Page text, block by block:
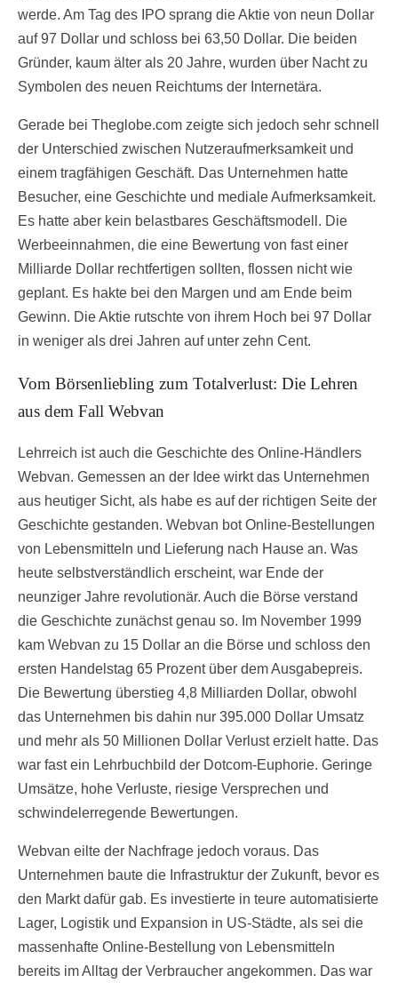
werde. Am Tag des IPO sprang die Aktie von neun Dollar
auf 97 Dollar und schloss bei 63,50 Dollar. Die beiden
Gründer, kaum älter als 20 Jahre, wurden über Nacht zu
Symbolen des neuen Reichtums der Internetära.
Gerade bei Theglobe.com zeigte sich jedoch sehr schnell
der Unterschied zwischen Nutzeraufmerksamkeit und
einem tragfähigen Geschäft. Das Unternehmen hatte
Besucher, eine Geschichte und mediale Aufmerksamkeit.
Es hatte aber kein belastbares Geschäftsmodell. Die
Werbeeinnahmen, die eine Bewertung von fast einer
Milliarde Dollar rechtfertigen sollten, flossen nicht wie
geplant. Es hakte bei den Margen und am Ende beim
Gewinn. Die Aktie rutschte von ihrem Hoch bei 97 Dollar
in weniger als drei Jahren auf unter zehn Cent.
Vom Börsenliebling zum Totalverlust: Die Lehren
aus dem Fall Webvan
Lehrreich ist auch die Geschichte des Online-Händlers
Webvan. Gemessen an der Idee wirkt das Unternehmen
aus heutiger Sicht, als habe es auf der richtigen Seite der
Geschichte gestanden. Webvan bot Online-Bestellungen
von Lebensmitteln und Lieferung nach Hause an. Was
heute selbstverständlich erscheint, war Ende der
neunziger Jahre revolutionär. Auch die Börse verstand
die Geschichte zunächst genau so. Im November 1999
kam Webvan zu 15 Dollar an die Börse und schloss den
ersten Handelstag 65 Prozent über dem Ausgabepreis.
Die Bewertung überstieg 4,8 Milliarden Dollar, obwohl
das Unternehmen bis dahin nur 395.000 Dollar Umsatz
und mehr als 50 Millionen Dollar Verlust erzielt hatte. Das
war fast ein Lehrbuchbild der Dotcom-Euphorie. Geringe
Umsätze, hohe Verluste, riesige Versprechen und
schwindelerregende Bewertungen.
Webvan eilte der Nachfrage jedoch voraus. Das
Unternehmen baute die Infrastruktur der Zukunft, bevor es
den Markt dafür gab. Es investierte in teure automatisierte
Lager, Logistik und Expansion in US-Städte, als sei die
massenhafte Online-Bestellung von Lebensmitteln
bereits im Alltag der Verbraucher angekommen. Das war